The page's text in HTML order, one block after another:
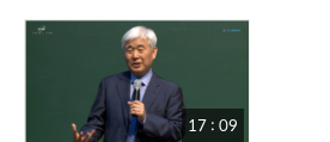
17 : 09